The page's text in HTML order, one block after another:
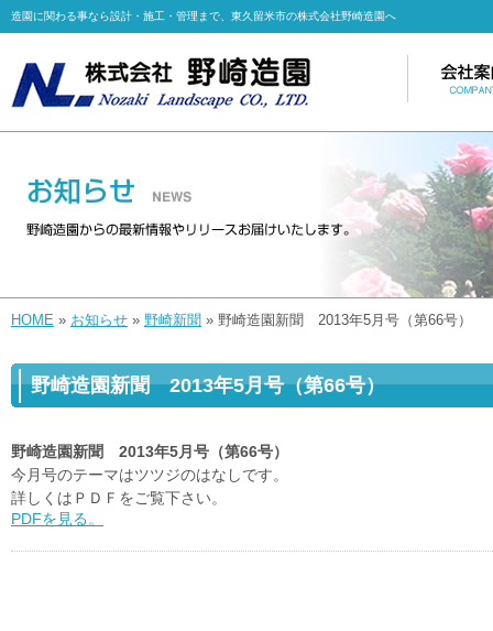
造園に関わる事なら設計・施工・管理まで、東久留米市の株式会社野崎造園へ
HOME » お知らせ » 野崎新聞 » 野崎造園新聞 2013年5月号（第66号）
野崎造園新聞 2013年5月号（第66号）
野崎造園新聞 2013年5月号（第66号）
今月号のテーマはツツジのはなしです。
詳しくはＰＤＦをご覧下さい。
PDFを見る。